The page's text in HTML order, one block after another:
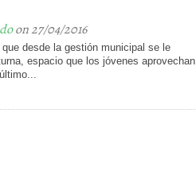
on 27/04/2016
desde la gestión municipal se le
espacio que los jóvenes aprovechan